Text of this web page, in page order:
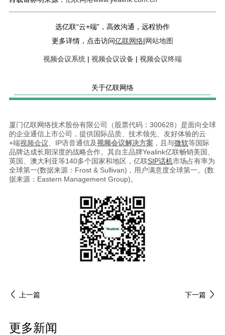
选亿联“云+端”，高效沟通，远程协作
更多详情，点击访问亿联网络|网站地图
视频会议系统 | 视频会议设备 | 视频会议终端
关于亿联网络
厦门亿联网络技术股份有限公司（股票代码：300628）是面向全球
的企业通信上市公司，提供国际品质、技术领先、友好体验的云
+端视频会议 、IP语音通信及视频会议解决方案 ，且与微软等国际
品牌达成长期深度的战略合作。其自主品牌Yealink亿联畅销美国、
英国、澳大利亚等140多个国家和地区，亿联SIP话机市场占有率为
全球第一(数据来源：Frost & Sullivan)，用户满意度全球第一。(数
据来源：Eastern Management Group)。
上一篇 下一篇
更多新闻